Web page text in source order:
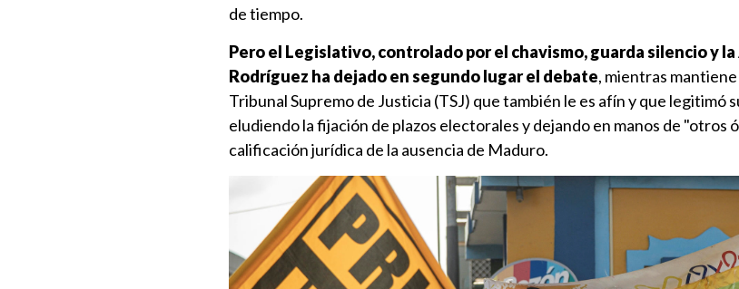
de tiempo.
Pero el Legislativo, controlado por el chavismo, guarda silencio y
Rodríguez ha dejado en segundo lugar el debate, mientras
Tribunal Supremo de Justicia (TSJ) que también le es afín y que legitimó
eludiendo la fijación de plazos electorales y dejando en manos de "otros
calificación jurídica de la ausencia de Maduro.